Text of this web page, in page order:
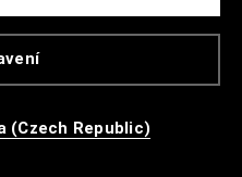
(Czech Republic)